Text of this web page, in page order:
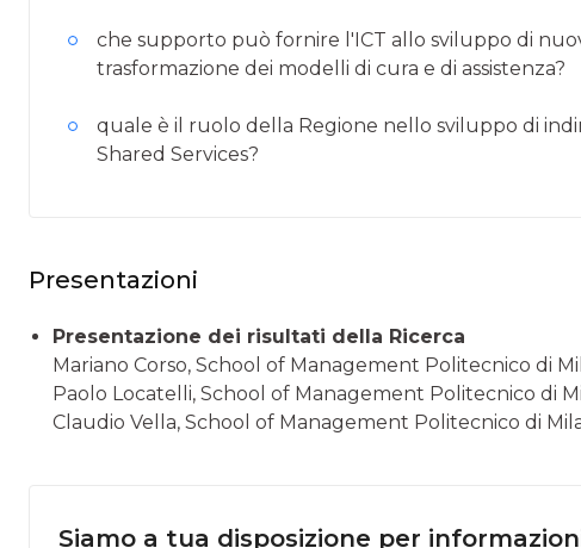
che supporto può fornire l'ICT allo sviluppo di
trasformazione dei modelli di cura e di assistenza?
quale è il ruolo della Regione nello sviluppo di
Shared Services?
Presentazioni
Presentazione dei risultati della Ricerca
Mariano Corso, School of Management Politecnico di
Paolo Locatelli, School of Management Politecnico di
Claudio Vella, School of Management Politecnico di
Siamo a tua disposizione per